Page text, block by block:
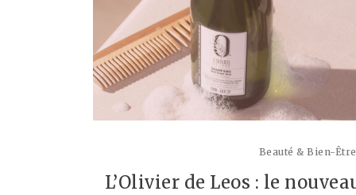
Beauté & Bien-Être
L’Olivier de Leos : le